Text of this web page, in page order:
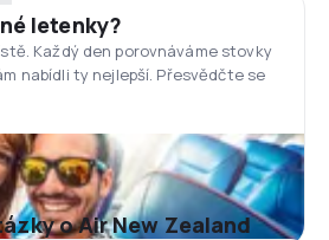
letenky?
Každý den porovnáváme stovky
nabídli ty nejlepší. Přesvědčte se
o Air New Zealand